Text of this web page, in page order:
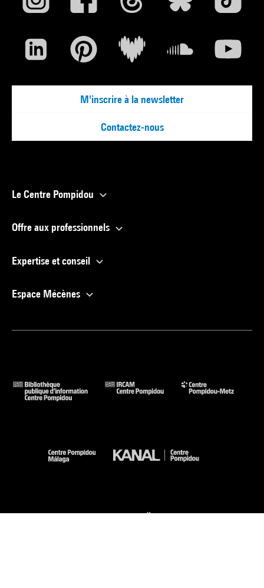
M'inscrire à la newsletter
Contactez-nous
Le Centre Pompidou
Offre aux professionnels
Expertise et conseil
Espace Mécènes